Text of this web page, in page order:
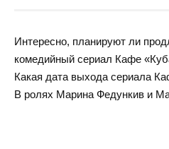
Интересно, планируют ли
комедийный сериал Кафе
Какая дата выхода сериала
В ролях Марина Федункив и